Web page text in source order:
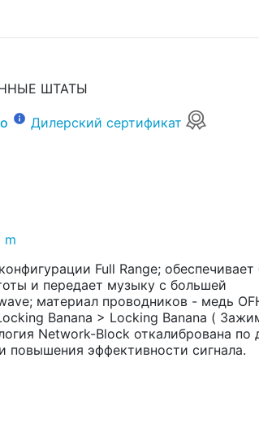
ШТАТЫ
Дилерский сертификат
m
Full Range; обеспечивает
и передает музыку с большей
материал проводников - медь
Banana > Locking Banana (
Network-Block откалибрована по
повышения эффективности сигнала.